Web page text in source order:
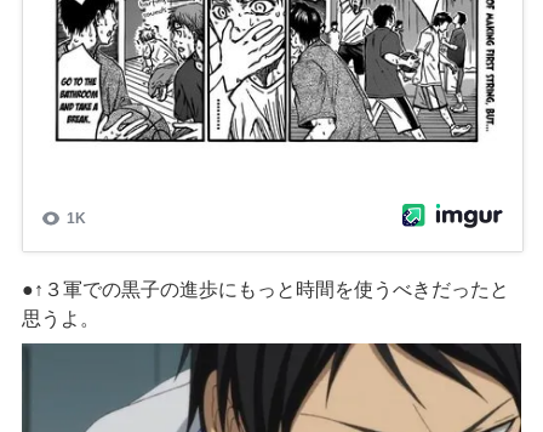
●↑３軍での黒子の進歩にもっと時間を使うべきだったと
思うよ。